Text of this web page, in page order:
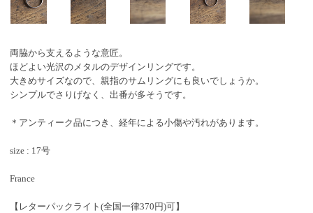
両脇から支えるような意匠。
ほどよい光沢のメタルのデザインリングです。
大きめサイズなので、親指のサムリングにも良いでしょうか。
シンプルでさりげなく、出番が多そうです。
＊アンティーク品につき、経年による小傷や汚れがあります。
size : 17号
France
【レターパックライト(全国一律370円)可】